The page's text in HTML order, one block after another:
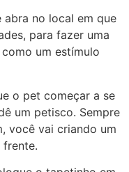
abra no local em que
para fazer uma
um estímulo
o pet começar a se
um petisco. Sempre
você vai criando um
frente.